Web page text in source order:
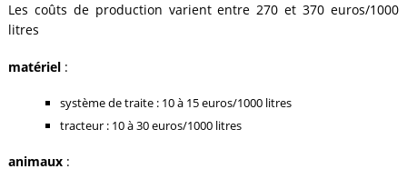
Les coûts deproduction varient entre 270 et 370 euros/1000
litres
matériel:
système de traite : 10 à 15 euros/1000 litres
tracteur : 10 à 30 euros/1000 litres
animaux: